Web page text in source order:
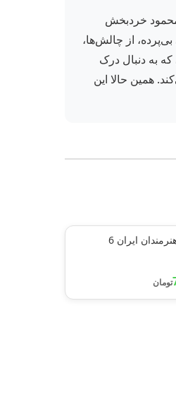
محمود خردبخش
از چالش‌ها،
به دنبال درک
فراهم می‌کند. همین حالا این
ایران 6
تومان